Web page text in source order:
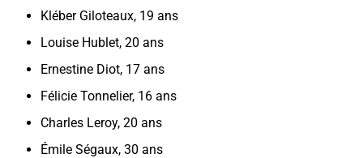
Kléber Giloteaux, 19 ans
Louise Hublet, 20 ans
Ernestine Diot, 17 ans
Félicie Tonnelier, 16 ans
Charles Leroy, 20 ans
Émile Ségaux, 30 ans